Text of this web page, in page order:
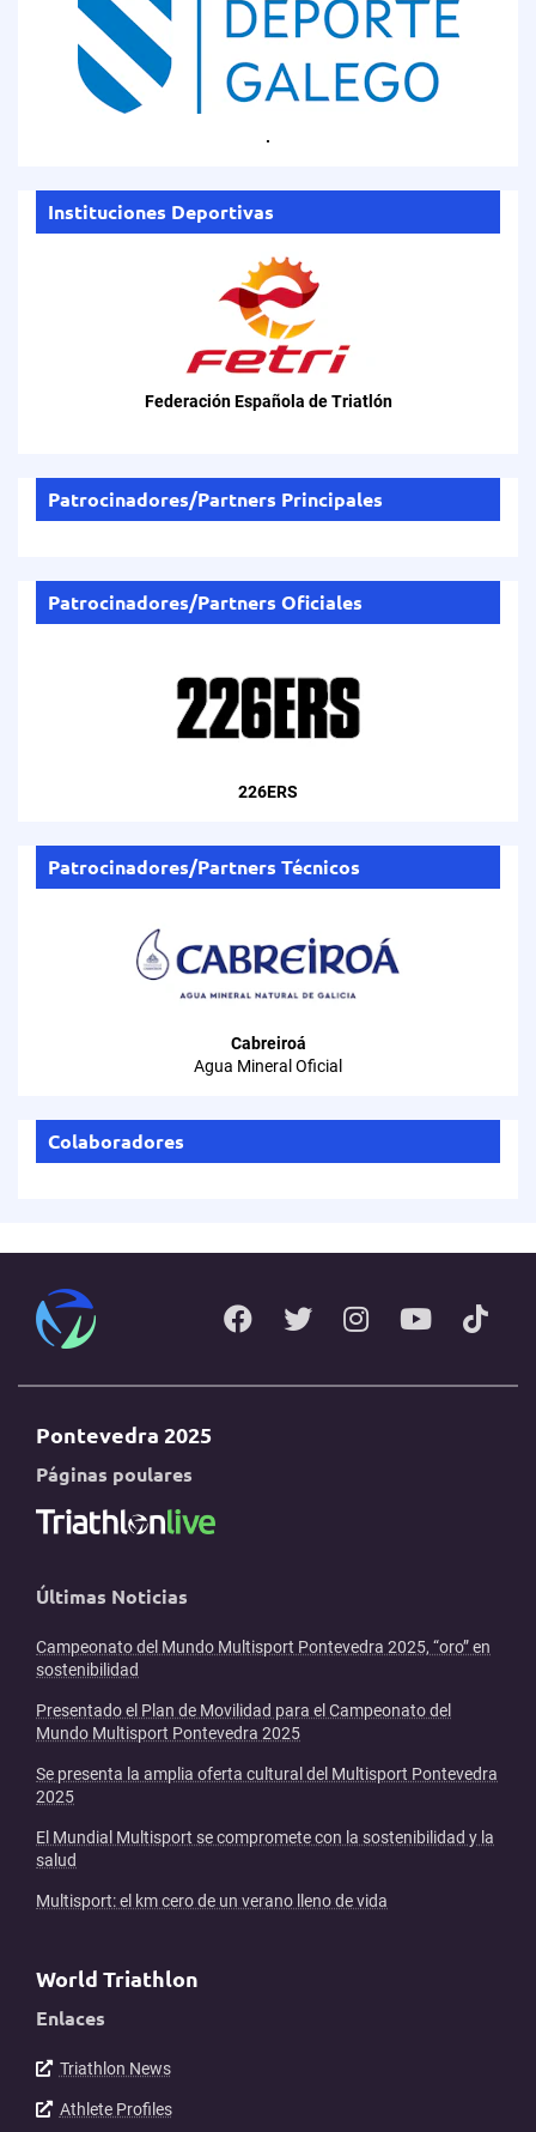
.
Instituciones Deportivas
Federación Española de Triatlón
Patrocinadores/Partners Principales
Patrocinadores/Partners Oficiales
226ERS
Patrocinadores/Partners Técnicos
Cabreiroá
Agua Mineral Oficial
Colaboradores
Pontevedra 2025
Páginas poulares
Últimas Noticias
Campeonato del Mundo Multisport Pontevedra 2025, “oro” en
sostenibilidad
Presentado el Plan de Movilidad para el Campeonato del
Mundo Multisport Pontevedra 2025
Se presenta la amplia oferta cultural del Multisport Pontevedra
2025
El Mundial Multisport se compromete con la sostenibilidad y la
salud
Multisport: el km cero de un verano lleno de vida
World Triathlon
Enlaces
Triathlon News
Athlete Profiles